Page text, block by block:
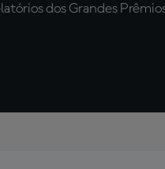
dos Grandes